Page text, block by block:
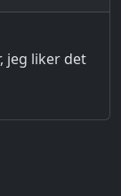
jeg liker det